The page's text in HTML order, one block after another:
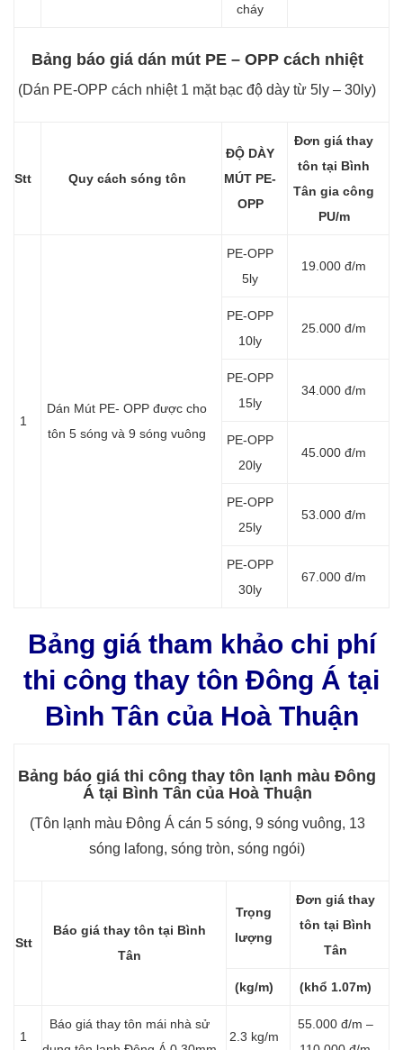
cháy
Bảng báo giá dán mút PE – OPP cách nhiệt
(Dán PE-OPP cách nhiệt 1 mặt bạc độ dày từ 5ly – 30ly)
Stt Quy cách sóng tôn
ĐỘ DÀY
MÚT PE-
OPP
Đơn giá thay
tôn tại Bình
Tân gia công
PU/m
1
Dán Mút PE- OPP được cho
tôn 5 sóng và 9 sóng vuông
PE-OPP
5ly
19.000 đ/m
PE-OPP
10ly
25.000 đ/m
PE-OPP
15ly
34.000 đ/m
PE-OPP
20ly
45.000 đ/m
PE-OPP
25ly
53.000 đ/m
PE-OPP
30ly
67.000 đ/m
Bảng giá tham khảo chi phí
thi công thay tôn Đông Á tại
Bình Tân của Hoà Thuận
Bảng báo giá thi công thay tôn lạnh màu Đông
Á tại Bình Tân của Hoà Thuận
(Tôn lạnh màu Đông Á cán 5 sóng, 9 sóng vuông, 13
sóng lafong, sóng tròn, sóng ngói)
Stt
Báo giá thay tôn tại Bình
Tân
Trọng
lượng
Đơn giá thay
tôn tại Bình
Tân
(kg/m) (khổ 1.07m)
1
Báo giá thay tôn mái nhà sử
2.3 kg/m
55.000 đ/m –